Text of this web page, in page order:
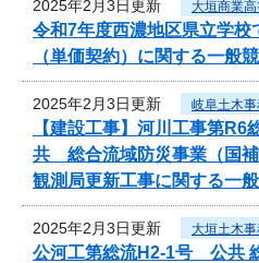
2025年2月3日更新 大垣商業
令和7年度西濃地区県立学校
（単価契約）に関する一般
2025年2月3日更新 岐阜土木
【建設工事】河川工事第
共 総合流域防災事業（国
観測局更新工事に関する一
2025年2月3日更新 大垣土木
公河工第総流H2-1号 公共